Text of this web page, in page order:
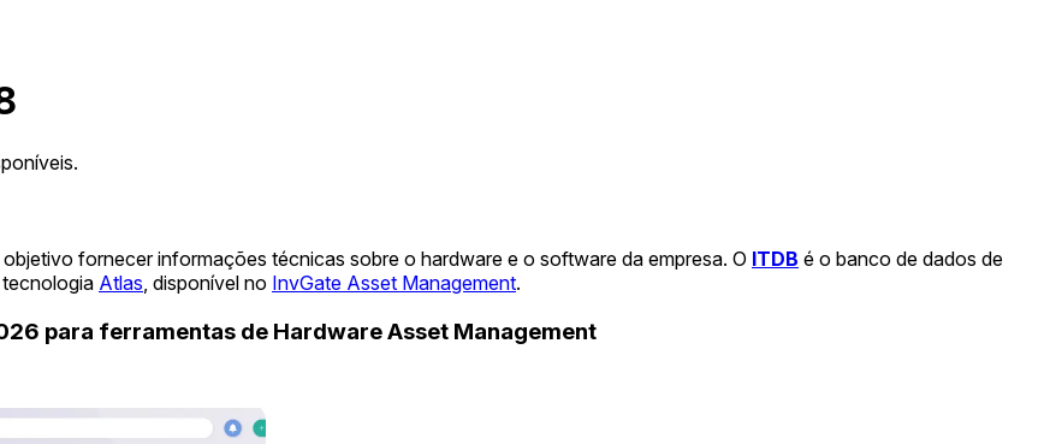
fornecer informações técnicas sobre o hardware e o software da empresa. O ITDB é o banco de dados de
Atlas , disponível no InvGate Asset Management.
para ferramentas de Hardware Asset Management